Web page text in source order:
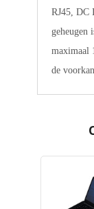
RJ45, DC
geheugen
maximaal
de